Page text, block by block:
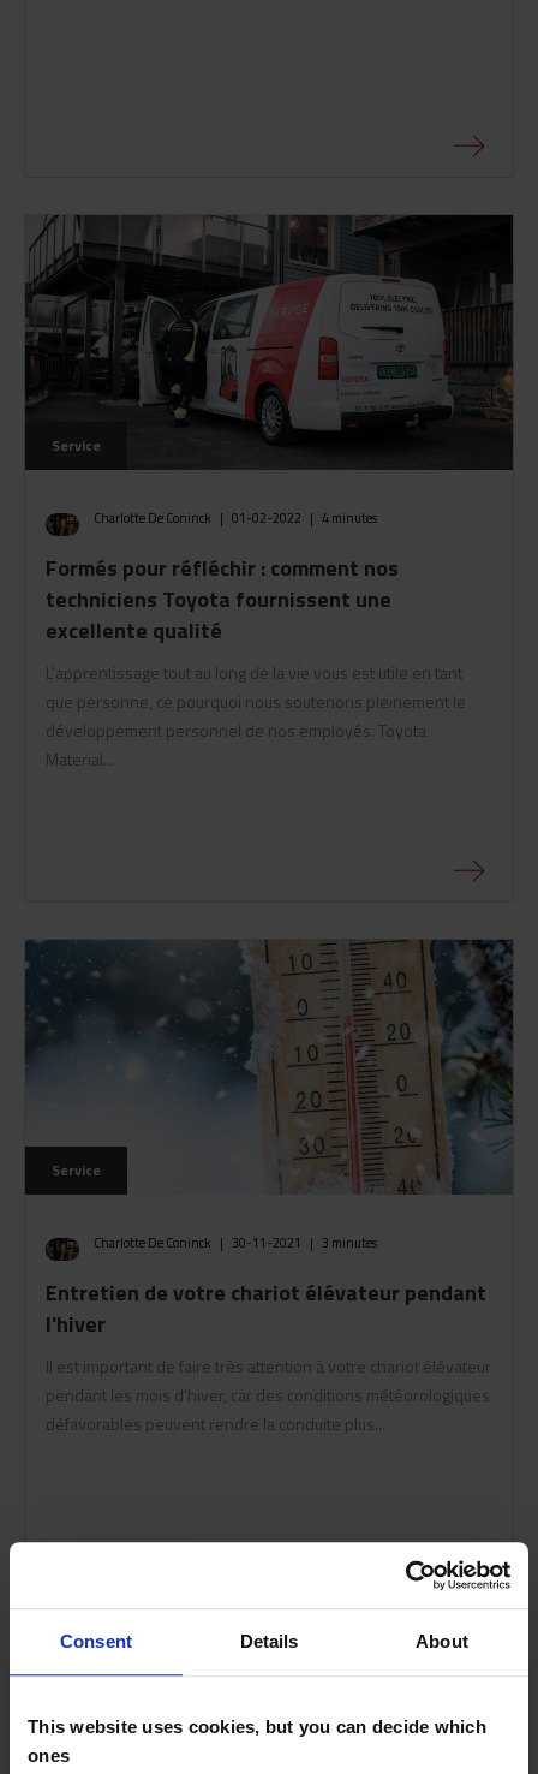
Consent Details About
This website uses cookies, but you can decide which
ones
Service
Charlotte De Coninck | 01-02-2022 | 4 minutes
Formés pour réfléchir : comment nos
techniciens Toyota fournissent une
excellente qualité
L’apprentissage tout au long de la vie vous est utile en tant
que personne, ce pourquoi nous soutenons pleinement le
développement personnel de nos employés. Toyota
Material...
Service
Charlotte De Coninck | 30-11-2021 | 3 minutes
Entretien de votre chariot élévateur pendant
l'hiver
Il est important de faire très attention à votre chariot élévateur
pendant les mois d'hiver, car des conditions météorologiques
défavorables peuvent rendre la conduite plus...